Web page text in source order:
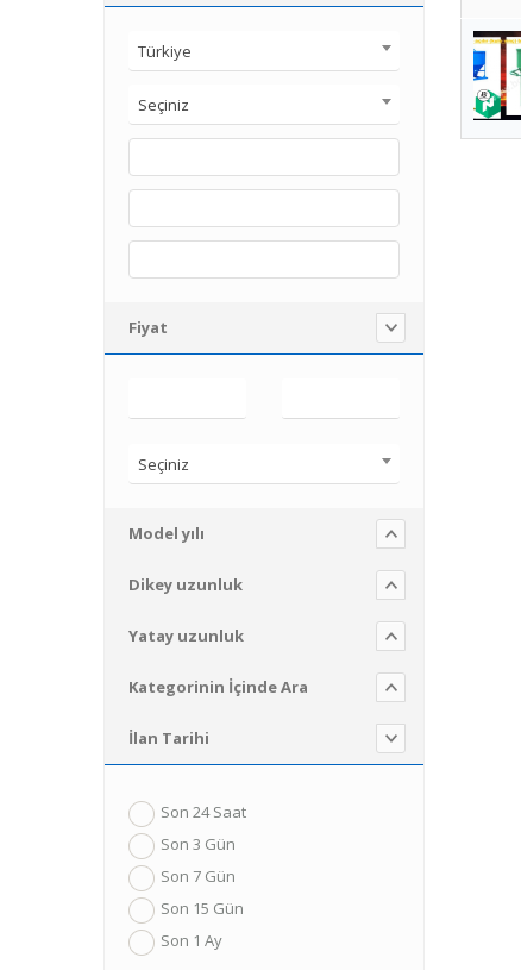
Türkiye
Seçiniz
Fiyat
Seçiniz
Model yılı
Dikey uzunluk
Yatay uzunluk
Kategorinin İçinde Ara
İlan Tarihi
Son 24 Saat
Son 3 Gün
Son 7 Gün
Son 15 Gün
Son 1 Ay